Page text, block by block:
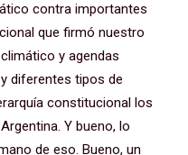
contra importantes
que firmó nuestro
y agendas
diferentes tipos de
constitucional los
Y bueno, lo
de eso. Bueno, un